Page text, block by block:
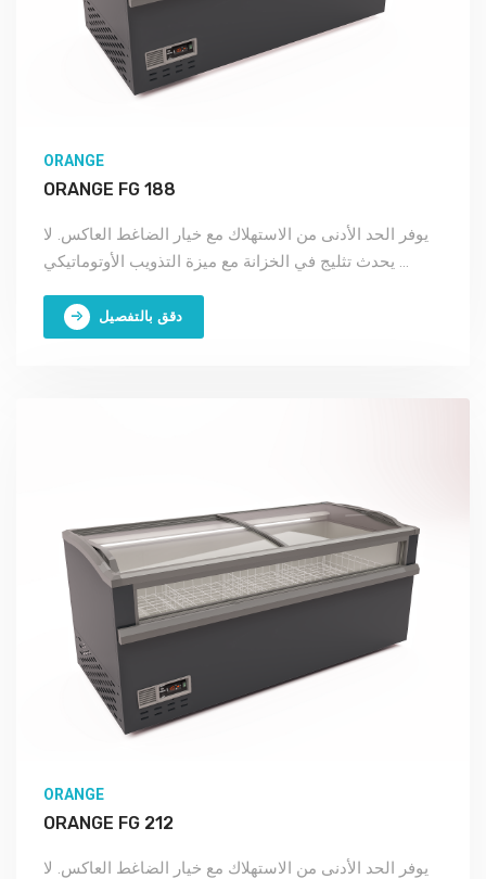
ORANGE
ORANGE FG 188
يوفر الحد الأدنى من الاستهلاك مع خيار الضاغط العاكس. لا
دقق بالتفصيل
ORANGE
ORANGE FG 212
يوفر الحد الأدنى من الاستهلاك مع خيار الضاغط العاكس. لا